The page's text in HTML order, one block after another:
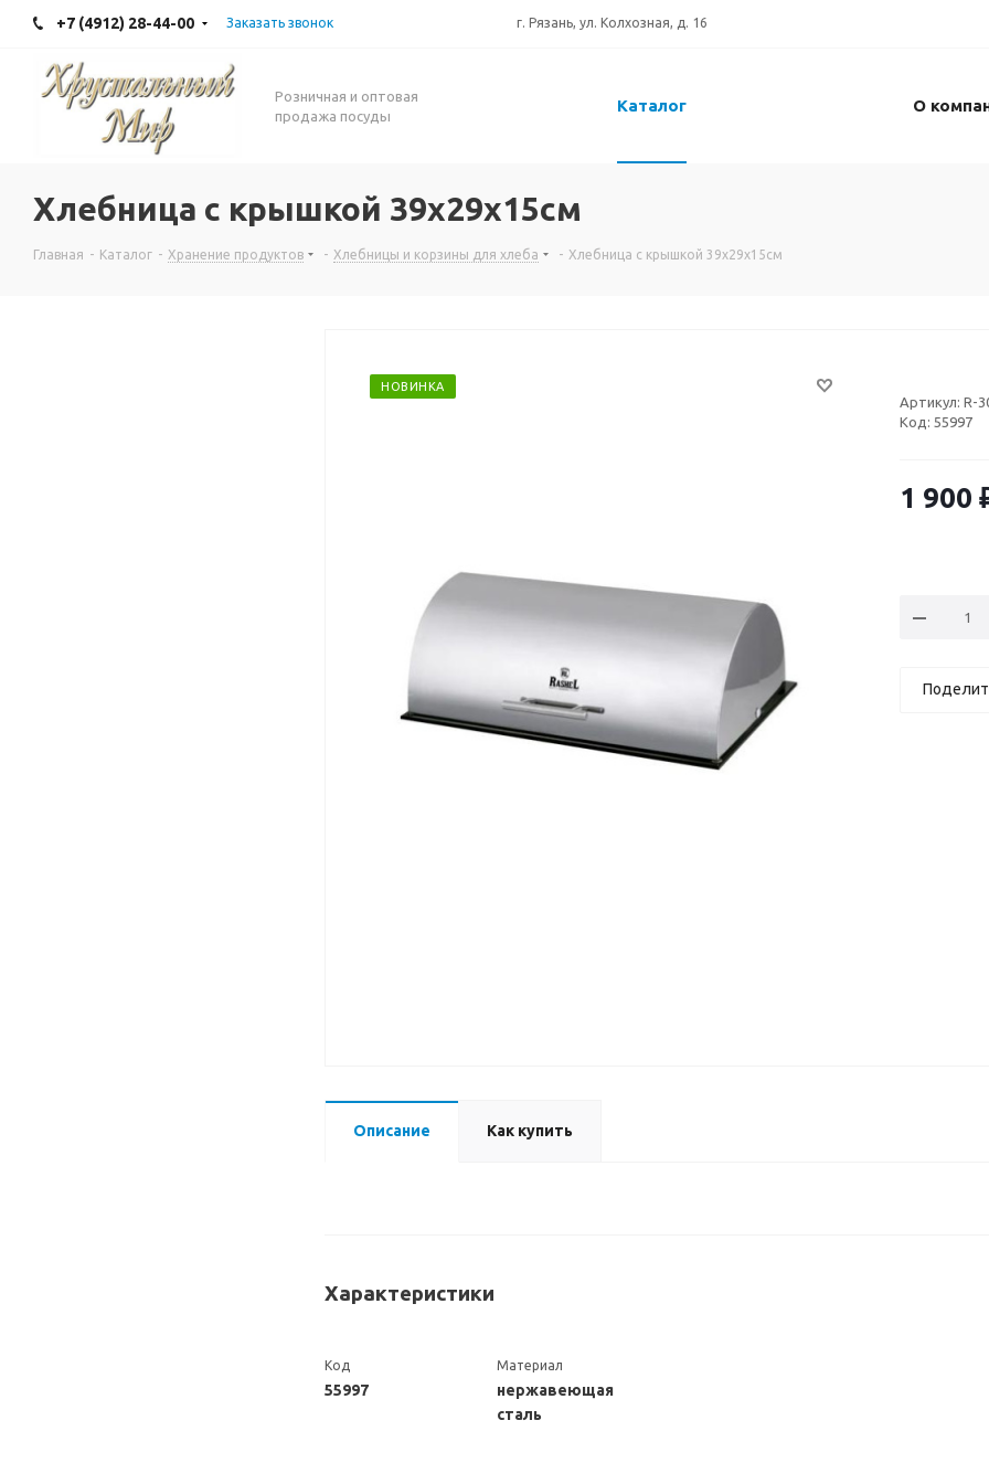
+7 (4912) 28-44-00 Заказать звонок г. Рязань, ул. Колхозная, д. 16
Розничная и оптовая
продажа посуды
Каталог О
Хлебница с крышкой 39x29x15см
Главная - Каталог - Хранение продуктов - Хлебницы и корзины для хлеба - Хлебница с крышкой 39x29x15см
НОВИНКА
Артикул: R-
Код: 55997
1 900
Описание Как купить
Характеристики
Код
55997
Материал
нержавеющая
сталь